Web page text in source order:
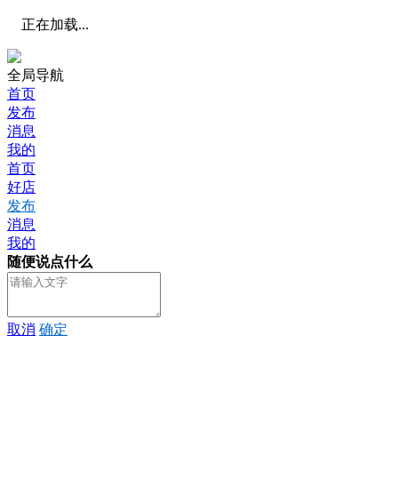
正在加载...
全局导航
首页
发布
消息
我的
首页
好店
发布
消息
我的
随便说点什么
取消 确定